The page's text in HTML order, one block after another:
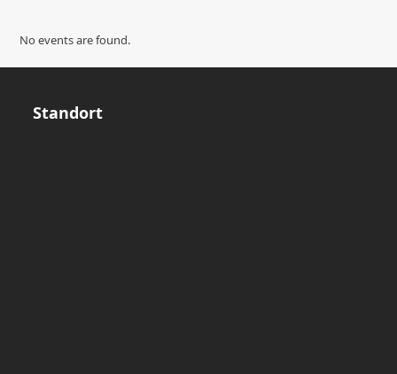
No events are found.
Standort